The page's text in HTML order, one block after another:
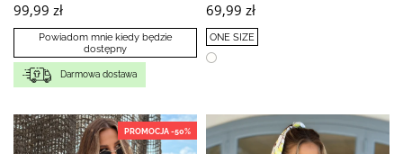
99,99 zł
Powiadom mnie kiedy będzie
dostępny
Darmowa dostawa
69,99 zł
ONE SIZE
PROMOCJA -50%